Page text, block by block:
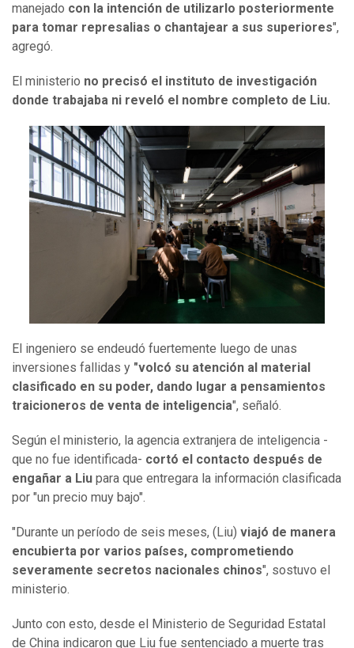
manejado con la intención de utilizarlo posteriormente
para tomar represalias o chantajear a sus superiores",
agregó.
El ministerio no precisó el instituto de investigación
donde trabajaba ni reveló el nombre completo de Liu.
El ingeniero se endeudó fuertemente luego de unas
inversiones fallidas y "volcó su atención al material
clasificado en su poder, dando lugar a pensamientos
traicioneros de venta de inteligencia", señaló.
Según el ministerio, la agencia extranjera de inteligencia -
que no fue identificada- cortó el contacto después de
engañar a Liu para que entregara la información clasificada
por "un precio muy bajo".
"Durante un período de seis meses, (Liu) viajó de manera
encubierta por varios países, comprometiendo
severamente secretos nacionales chinos", sostuvo el
ministerio.
Junto con esto, desde el Ministerio de Seguridad Estatal
de China indicaron que Liu fue sentenciado a muerte tras